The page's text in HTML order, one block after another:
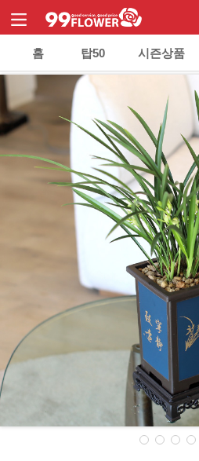
홈 탑50 시즌상품